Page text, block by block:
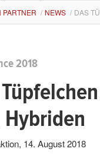
PARTNER NEWS DAS
2018
Hybriden
, 14. August 2018